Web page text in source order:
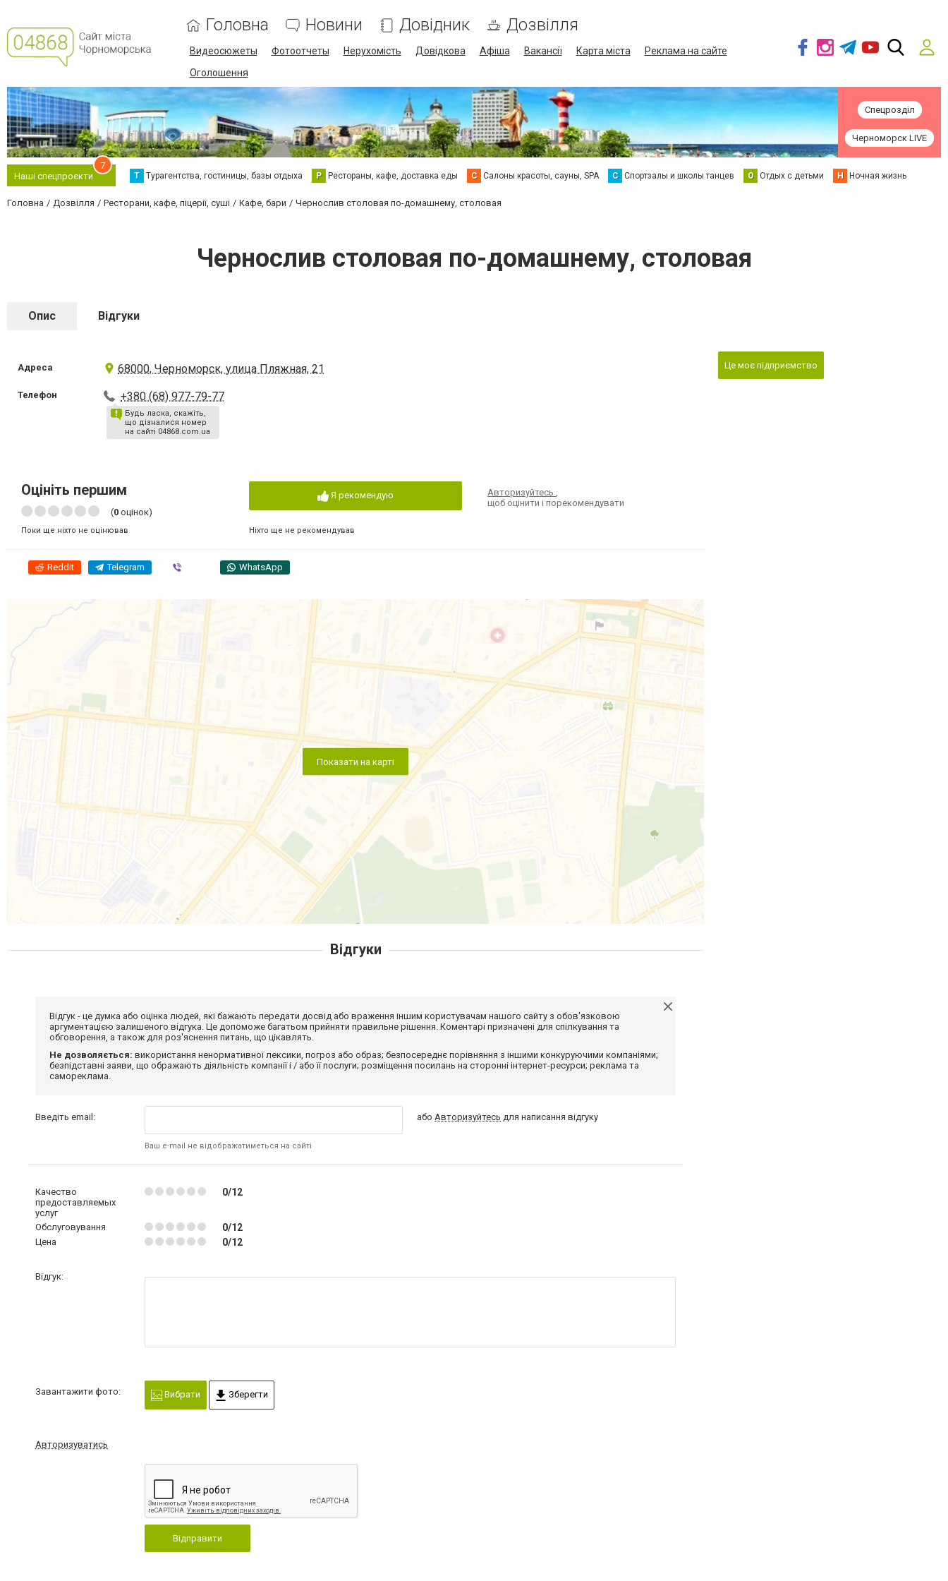
Головна Новини Довідник Дозвілля
Видеосюжеты Фотоотчеты Нерухомість Довідкова Афіша Вакансії Карта міста
Реклама на сайте
Оголошення
Спецрозділ
Черноморск LIVE
Наші спецпроєкти
7
Т Турагентства, гостиницы, базы отдыха Р Рестораны, кафе, доставка еды С Салоны красоты, сауны, SPA С Спортзалы и школы танцев О Отдых с детьми Н Ночная жизнь
Головна Дозвілля Ресторани, кафе, піцерії, суші Кафе, бари Чернослив столовая по-домашнему, столовая
Чернослив столовая по-домашнему, столовая
Опис Відгуки
Адреса 68000, Черноморск, улица Пляжная, 21
Телефон +380 (68) 977-79-77
Будь ласка, скажіть,
що дізналися номер
на сайті 04868.com.ua
Оцініть першим
(0 оцінок)
Поки ще ніхто не оцінював
Я рекомендую
Ніхто ще не рекомендував
Авторизуйтесь,
щоб оцінити і порекомендувати
Reddit Telegram WhatsApp
Показати на карті
Це моє підприємство
Відгуки
Відгук - це думка або оцінка людей, які бажають передати досвід або враження іншим користувачам нашого сайту з обов'язковою
аргументацією залишеного відгука. Це допоможе багатьом прийняти правильне рішення. Коментарі призначені для спілкування та
обговорення, а також для роз'яснення питань, що цікавлять.
Не дозволяється: використання ненормативної лексики, погроз або образ; безпосереднє порівняння з іншими конкуруючими компаніями;
безпідставні заяви, що ображають діяльність компанії і / або її послуги; розміщення посилань на сторонні інтернет-ресурси; реклама та
самореклама.
Введіть email:
Ваш e-mail не відображатиметься на сайті
абоАвторизуйтесь для написання відгуку
Качество
предоставляемых
услуг
0/12
Обслуговування 0/12
Цена 0/12
Відгук:
Завантажити фото: Вибрати Зберегти
Авторизуватись
Відправити